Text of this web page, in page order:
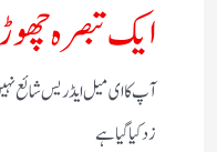
ایک تبصرہ
آپ کا ای میل ایڈریس شائع
زد کیا گیا ہے